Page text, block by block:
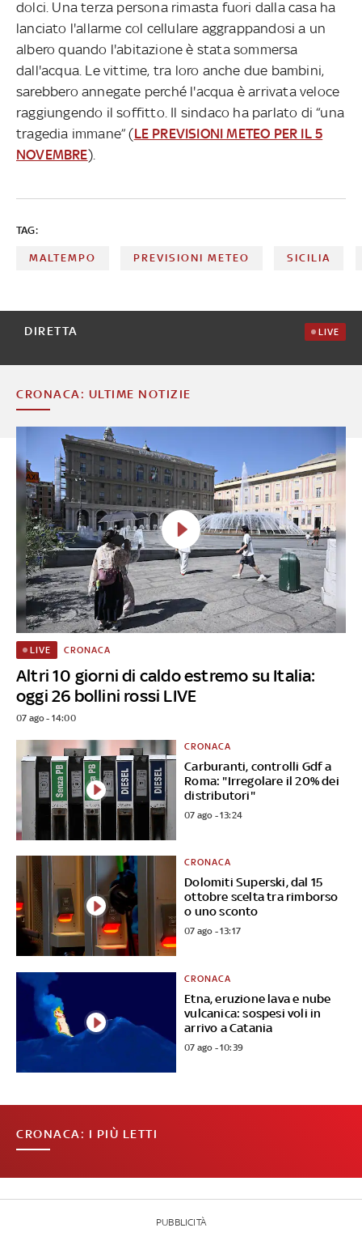
dolci. Una terza persona rimasta fuori dalla casa ha
lanciato l'allarme col cellulare aggrappandosi a un
albero quando l'abitazione è stata sommersa
dall'acqua. Le vittime, tra loro anche due bambini,
sarebbero annegate perché l'acqua è arrivata veloce
raggiungendo il soffitto. Il sindaco ha parlato di “una
tragedia immane” (LE PREVISIONI METEO PER IL 5
NOVEMBRE).
TAG:
MALTEMPO PREVISIONI METEO SICILIA
DIRETTA LIVE
CRONACA: ULTIME NOTIZIE
Altri 10 giorni di caldo estremo su Italia:
oggi 26 bollini rossi LIVE
LIVE CRONACA
07 ago - 14:00
Carburanti, controlli Gdf a
Roma: "Irregolare il 20% dei
distributori"
CRONACA
07 ago - 13:24
Dolomiti Superski, dal 15
ottobre scelta tra rimborso
o uno sconto
CRONACA
07 ago - 13:17
Etna, eruzione lava e nube
vulcanica: sospesi voli in
arrivo a Catania
CRONACA
07 ago - 10:39
CRONACA: I PIÙ LETTI
PUBBLICITÀ